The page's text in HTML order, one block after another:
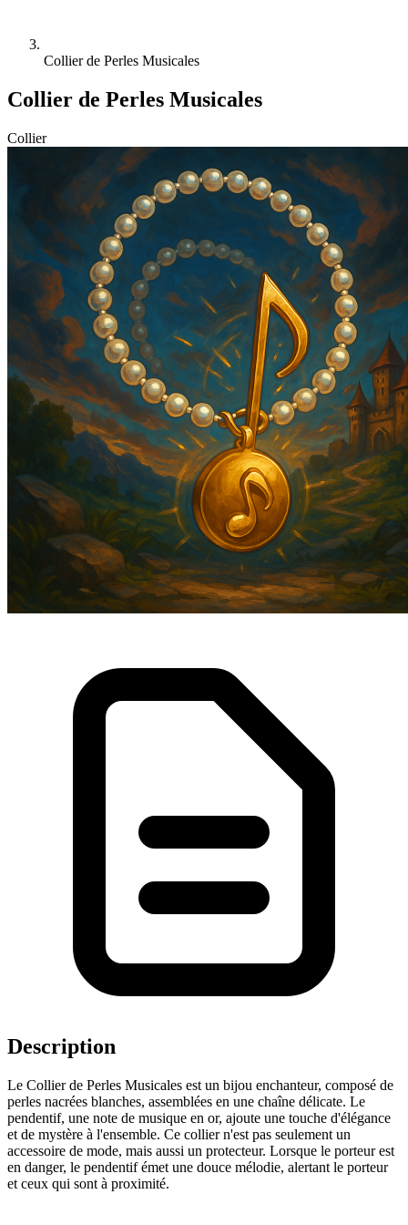
Collier de Perles Musicales
Collier de Perles Musicales
Collier
Description
Le Collier de Perles Musicales est un bijou enchanteur, composé de
perles nacrées blanches, assemblées en une chaîne délicate. Le
pendentif, une note de musique en or, ajoute une touche d'élégance
et de mystère à l'ensemble. Ce collier n'est pas seulement un
accessoire de mode, mais aussi un protecteur. Lorsque le porteur est
en danger, le pendentif émet une douce mélodie, alertant le porteur
et ceux qui sont à proximité.